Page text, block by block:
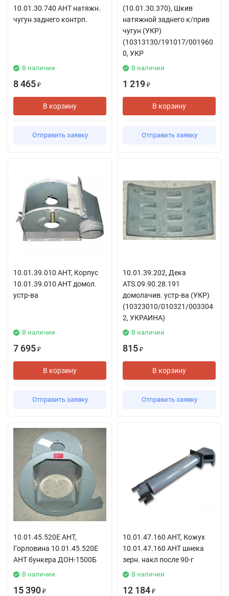
10.01.30.740 АНТ натяжн.
чугун заднего контрп.
В наличии
8 465 ₽
В корзину
Отправить заявку
(10.01.30.370), Шкив
натяжной заднего к/прив
чугун (УКР)
(10313130/191017/001960
0, УКР
В наличии
1 219 ₽
В корзину
Отправить заявку
10.01.39.010 АНТ, Корпус
10.01.39.010 АНТ домол.
устр-ва
В наличии
7 695 ₽
В корзину
Отправить заявку
10.01.39.202, Дека
ATS.09.90.28.191
домолачив. устр-ва (УКР)
(10323010/010321/003304
2, УКРАИНА)
В наличии
815 ₽
В корзину
Отправить заявку
10.01.45.520Е АНТ,
Горловина 10.01.45.520Е
АНТ бункера ДОН-1500Б
В наличии
15 390 ₽
10.01.47.160 АНТ, Кожух
10.01.47.160 АНТ шнека
зерн. накл после 90-г
В наличии
12 184 ₽